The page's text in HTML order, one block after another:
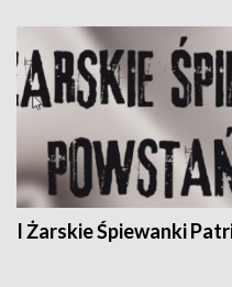
I Żarskie Śpiewanki